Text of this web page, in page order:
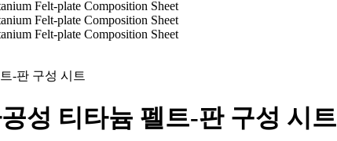
성 티타늄 펠트-판 구성 시트